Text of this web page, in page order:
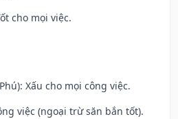
cho mọi việc.
Xấu cho mọi công việc.
việc (ngoại trừ săn bắn tốt).